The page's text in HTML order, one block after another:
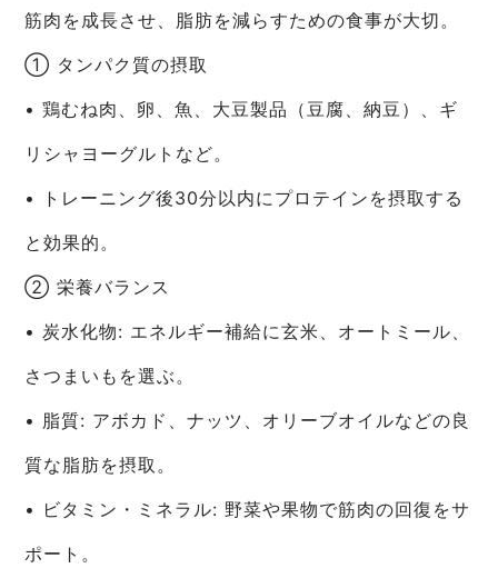
筋肉を成長させ、脂肪を減らすための食事が大切。
① タンパク質の摂取
• 鶏むね肉、卵、魚、大豆製品（豆腐、納豆）、ギ
リシャヨーグルトなど。
• トレーニング後30分以内にプロテインを摂取する
と効果的。
② 栄養バランス
• 炭水化物: エネルギー補給に玄米、オートミール、
さつまいもを選ぶ。
• 脂質: アボカド、ナッツ、オリーブオイルなどの良
質な脂肪を摂取。
• ビタミン・ミネラル: 野菜や果物で筋肉の回復をサ
ポート。